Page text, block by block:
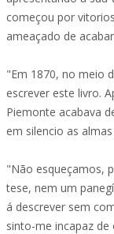
começou por
ameaçado de
"Em 1870, no meio
escrever este livro.
Piemonte acabava
em silencio as
"Não esqueçamos,
tese, nem um
á descrever sem
sinto-me incapaz